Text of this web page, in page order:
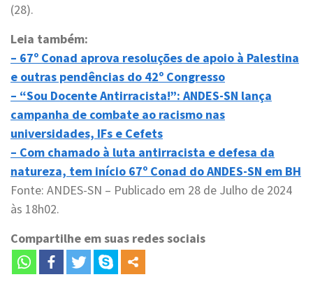
(28).
Leia também:
– 67º Conad aprova resoluções de apoio à Palestina
e outras pendências do 42º Congresso
– “Sou Docente Antirracista!”: ANDES-SN lança
campanha de combate ao racismo nas
universidades, IFs e Cefets
– Com chamado à luta antirracista e defesa da
natureza, tem início 67º Conad do ANDES-SN em BH
Fonte: ANDES-SN – Publicado em 28 de Julho de 2024
às 18h02.
Compartilhe em suas redes sociais